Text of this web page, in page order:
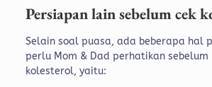
Persiapan lain sebelum cek
Selain soal puasa, ada beberapa hal
perlu Mom & Dad perhatikan
kolesterol, yaitu: